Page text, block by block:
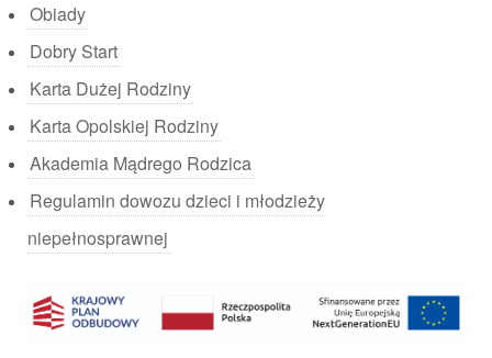
Obiady
Dobry Start
Karta Dużej Rodziny
Karta Opolskiej Rodziny
Akademia Mądrego Rodzica
Regulamin dowozu dzieci i młodzieży
niepełnosprawnej